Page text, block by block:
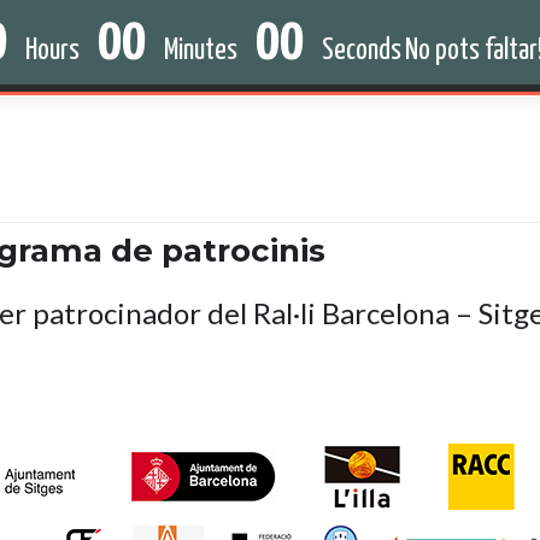
HISTÒRIA NOTÍCIES PATROCINADORS
de patrocinis
patrocinador del Ral·li Barcelona –
Hours 00 Minutes 00 Seconds No pots